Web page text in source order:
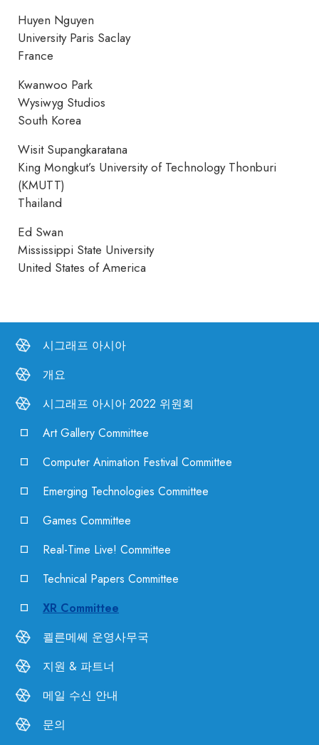
시그래프 아시아
개요
시그래프 아시아 2022 위원회
Art Gallery Committee
Computer Animation Festival Committee
Emerging Technologies Committee
Games Committee
Real-Time Live! Committee
Technical Papers Committee
XR Committee
쾰른메쎄 운영사무국
지원 & 파트너
메일 수신 안내
문의
Huyen Nguyen
University Paris Saclay
France
Kwanwoo Park
Wysiwyg Studios
South Korea
Wisit Supangkaratana
King Mongkut’s University of Technology Thonburi
(KMUTT)
Thailand
Ed Swan
Mississippi State University
United States of America